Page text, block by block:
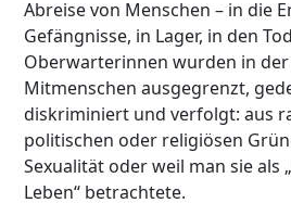
Abreise von Menschen – in die
Gefängnisse, in Lager, in den
Oberwarterinnen wurden in der
Mitmenschen ausgegrenzt,
diskriminiert und verfolgt: aus
politischen oder religiösen
Sexualität oder weil man sie als
Leben“ betrachtete.